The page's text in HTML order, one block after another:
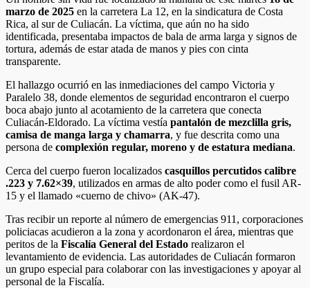
marzo de 2025 en la carretera La 12, en la sindicatura de Costa
Rica, al sur de Culiacán. La víctima, que aún no ha sido
identificada, presentaba impactos de bala de arma larga y signos de
tortura, además de estar atada de manos y pies con cinta
transparente.
El hallazgo ocurrió en las inmediaciones del campo Victoria y
Paralelo 38, donde elementos de seguridad encontraron el cuerpo
boca abajo junto al acotamiento de la carretera que conecta
Culiacán-Eldorado. La víctima vestía pantalón de mezclilla gris,
camisa de manga larga y chamarra, y fue descrita como una
persona de complexión regular, moreno y de estatura mediana.
Cerca del cuerpo fueron localizados casquillos percutidos calibre
.223 y 7.62×39, utilizados en armas de alto poder como el fusil AR-
15 y el llamado «cuerno de chivo» (AK-47).
Tras recibir un reporte al número de emergencias 911, corporaciones
policiacas acudieron a la zona y acordonaron el área, mientras que
peritos de la Fiscalía General del Estado realizaron el
levantamiento de evidencia. Las autoridades de Culiacán formaron
un grupo especial para colaborar con las investigaciones y apoyar al
personal de la Fiscalía.